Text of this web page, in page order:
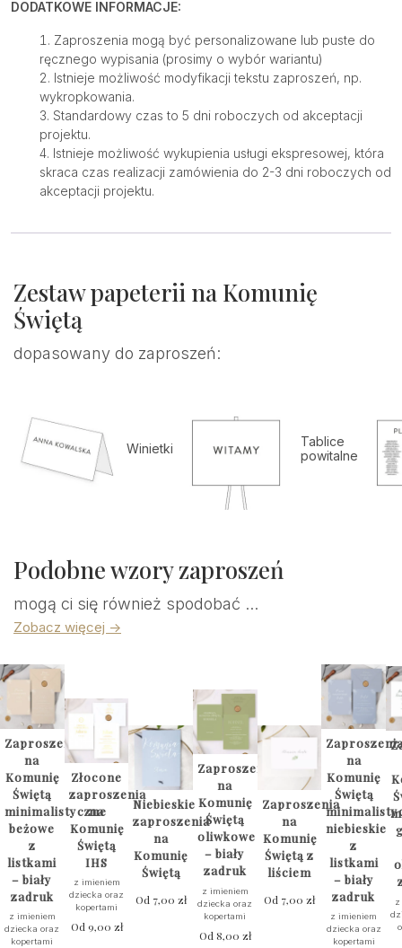
DODATKOWE INFORMACJE:
Zaproszenia mogą być personalizowane lub puste do
ręcznego wypisania (prosimy o wybór wariantu)
Istnieje możliwość modyfikacji tekstu zaproszeń, np.
wykropkowania.
Standardowy czas to 5 dni roboczych od akceptacji
projektu.
Istnieje możliwość wykupienia usługi ekspresowej, która
skraca czas realizacji zamówienia do 2-3 dni roboczych od
akceptacji projektu.
Zestaw papeterii na Komunię
Świętą
dopasowany do zaproszeń:
Winietki
Tablice
powitalne
Podobne wzory zaproszeń
mogą ci się również spodobać ...
Zobacz więcej ->
Zaproszenia
na
Komunię
Świętą
minimalistyczne
beżowe
z
listkami
– biały
zadruk
z imieniem
dziecka oraz
kopertami
Złocone
zaproszenia
na
Komunię
Świętą
IHS
z imieniem
dziecka oraz
kopertami
Od9,00 zł
Niebieskie
zaproszenia
na
Komunię
Świętą
Od 7,00 zł
Zaproszenia
na
Komunię
Świętą
oliwkowe
– biały
zadruk
z imieniem
dziecka oraz
kopertami
Od 8,00 zł
Zaproszenia
na
Komunię
Świętą z
liściem
Od 7,00zł
na
Komunię
Świętą
niebieskie
z
listkami
– biały
zadruk
z imieniem
dziecka oraz
kopertami
z